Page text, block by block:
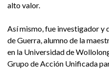
alto valor.
Así mismo, fue investigador y
de Guerra, alumno de la
en la Universidad de
Grupo de Acción Unificada